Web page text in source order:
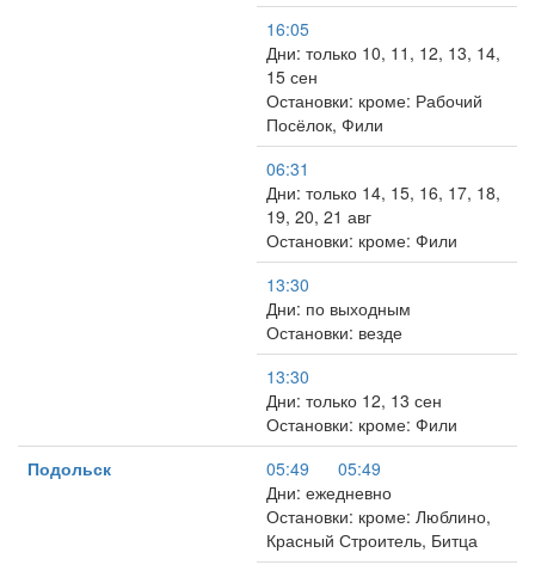
16:05
Дни: только 10, 11, 12, 13, 14,
15 сен
Остановки: кроме: Рабочий
Посёлок, Фили
06:31
Дни: только 14, 15, 16, 17, 18,
19, 20, 21 авг
Остановки: кроме: Фили
13:30
Дни: по выходным
Остановки: везде
13:30
Дни: только 12, 13 сен
Остановки: кроме: Фили
Подольск
05:49
05:49
Дни: ежедневно
Остановки: кроме: Люблино,
Красный Строитель, Битца